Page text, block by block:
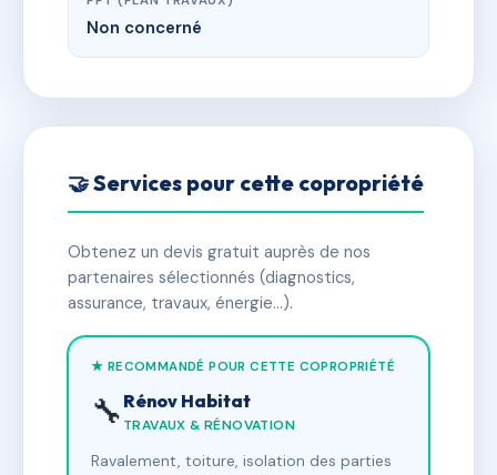
Non concerné
🤝 Services pour cette copropriété
Obtenez un devis gratuit auprès de nos
partenaires sélectionnés (diagnostics,
assurance, travaux, énergie…).
★ RECOMMANDÉ POUR CETTE COPROPRIÉTÉ
🔧 Rénov Habitat
TRAVAUX & RÉNOVATION
Ravalement, toiture, isolation des parties